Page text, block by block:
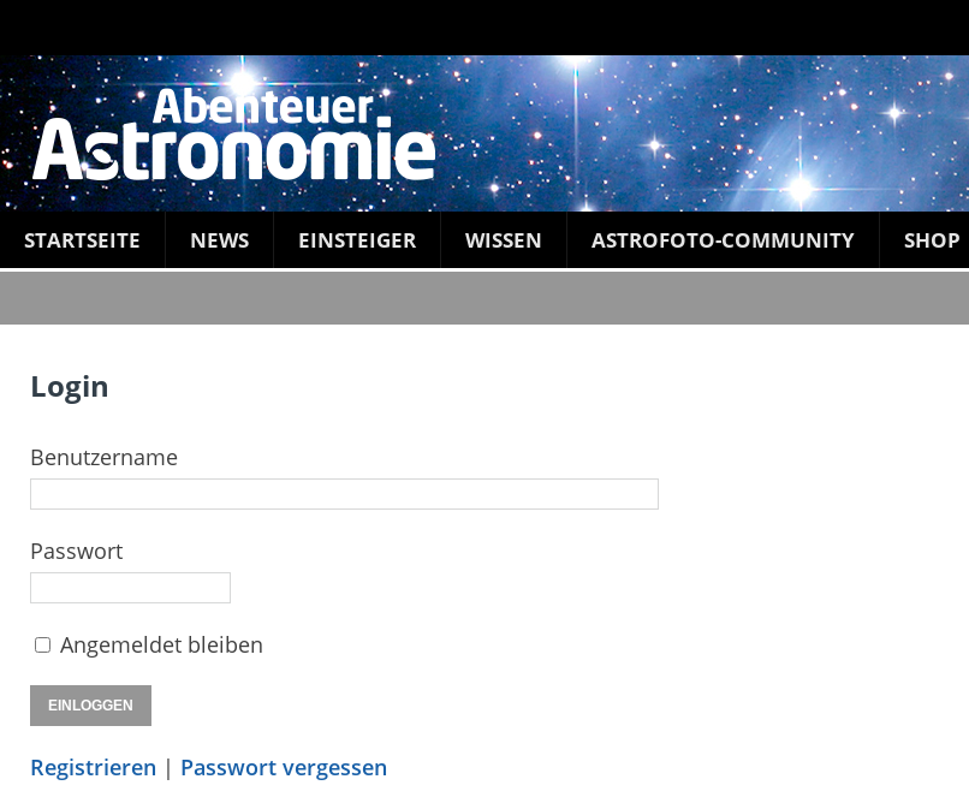
STARTSEITE NEWS EINSTEIGER WISSEN ASTROFOTO-COMMUNITY SHOP
Login
Benutzername
Passwort
Angemeldet bleiben
Registrieren | Passwort vergessen